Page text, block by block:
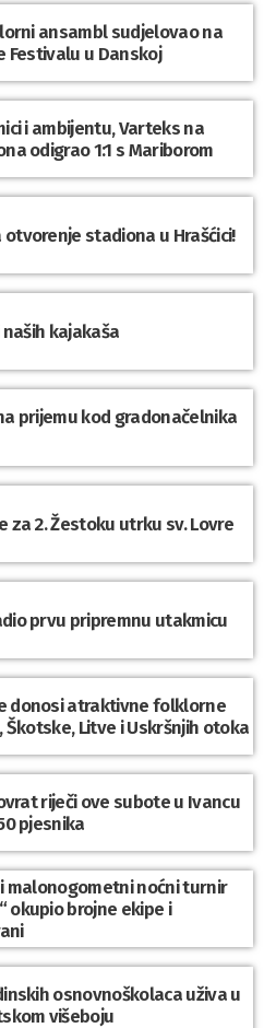
ansambl sudjelovao na
Festivalu u Danskoj
i ambijentu, Varteks na
odigrao 1:1 s Mariborom
stadiona u Hrašćici!
kajakaša
prijemu kod gradonačelnika
za 2. Žestoku utrku sv. Lovre
prvu pripremnu utakmicu
donosi atraktivne folklorne
Škotske, Litve i Uskršnjih otoka
riječi ove subote u Ivancu
pjesnika
malonogometni noćni turnir
okupio brojne ekipe i
osnovnoškolaca uživa u
višeboju